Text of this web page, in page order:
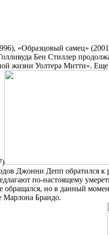
«Образцовый самец»
Бен Стиллер
жизни Уолтера Митти».
Джонни Депп обратился
по-настоящему
но в данный
Марлона Брандо.